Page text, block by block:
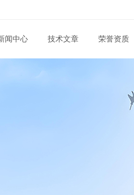
闻中心 技术文章 荣誉资质